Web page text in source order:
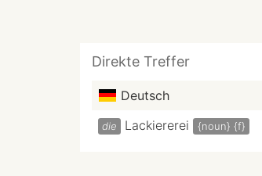
Direkte Treffer
Deutsch
die Lackiererei {noun} {f}